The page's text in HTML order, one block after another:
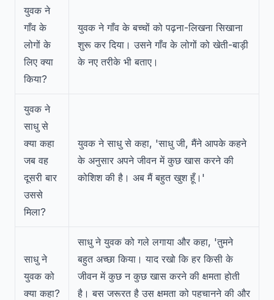
युवक ने
गाँव के
लोगों के
लिए क्या
किया?
युवक ने गाँव के बच्चों को पढ़ना-लिखना सिखाना
शुरू कर दिया। उसने गाँव के लोगों को खेती-बाड़ी
के नए तरीके भी बताए।
युवक ने
साधु से
क्या कहा
जब वह
दूसरी बार
उससे
मिला?
युवक ने साधु से कहा, 'साधु जी, मैंने आपके कहने
के अनुसार अपने जीवन में कुछ खास करने की
कोशिश की है। अब मैं बहुत खुश हूँ।'
साधु ने
युवक को
क्या कहा?
साधु ने युवक को गले लगाया और कहा, 'तुमने
बहुत अच्छा किया। याद रखो कि हर किसी के
जीवन में कुछ न कुछ खास करने की क्षमता होती
है। बस जरूरत है उस क्षमता को पहचानने की और